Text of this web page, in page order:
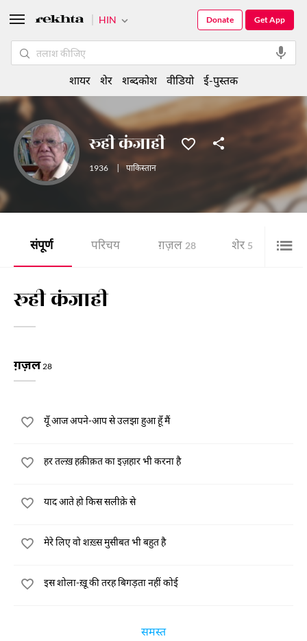
रूही कंजाही
1936 पाकिस्तान
संपूर्ण परिचय ग़ज़ल 28 शेर 5
रूही कंजाही
ग़ज़ल28
यूँ आज अपने-आप से उलझा हुआ हूँ मैं
हर तल्ख़ हक़ीक़त का इज़हार भी करना है
याद आते हो किस सलीक़े से
मेरे लिए वो शख़्स मुसीबत भी बहुत है
इस शोला-ख़ू की तरह बिगड़ता नहीं कोई
समस्त
HIN Get App
Donate
शायर शेर शब्दकोश वीडियो ई-पुस्तक